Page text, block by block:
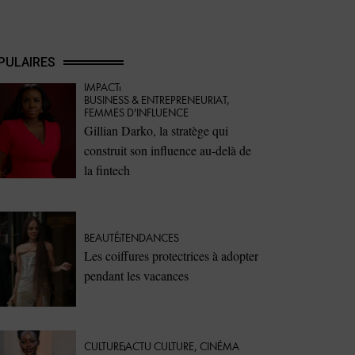
IMPACT
⁠BUSINESS & ENTREPRENEURIAT ,
FEMMES D'INFLUENCE
Gillian Darko, la stratège qui
construit son influence au-delà de
la fintech
BEAUTÉTENDANCES
Les coiffures protectrices à adopter
pendant les vacances
CULTUREACTU CULTURE, CINÉMA